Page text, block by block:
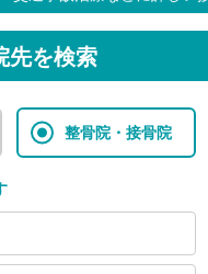
先を検索
整骨院・接骨院